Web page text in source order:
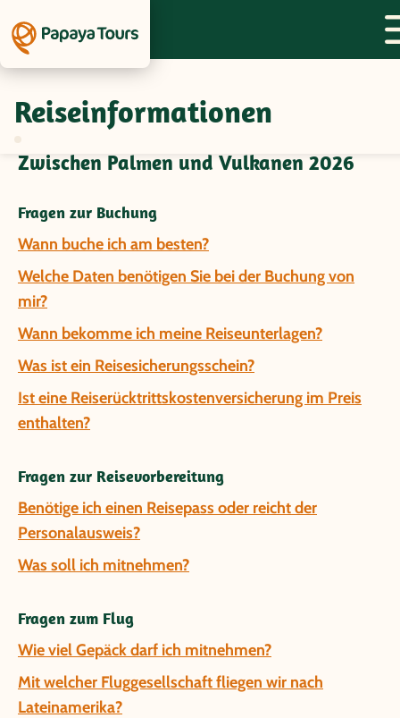
Reiseinformationen
Fragen und Antworten zur Gruppenreise
Zwischen Palmen und Vulkanen 2026
Fragen zur Buchung
Wann buche ich am besten?
Welche Daten benötigen Sie bei der Buchung von
mir?
Wann bekomme ich meine Reiseunterlagen?
Was ist ein Reisesicherungsschein?
Ist eine Reiserücktrittskostenversicherung im Preis
enthalten?
Fragen zur Reisevorbereitung
Benötige ich einen Reisepass oder reicht der
Personalausweis?
Was soll ich mitnehmen?
Fragen zum Flug
Wie viel Gepäck darf ich mitnehmen?
Mit welcher Fluggesellschaft fliegen wir nach
Lateinamerika?